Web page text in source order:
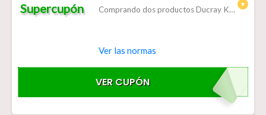
Supercupón Comprando dos productos Ducray Keracnyl Antiacné, te regalamos un Gel Limpiador 100ml.
Ver las normas
VER CUPÓN